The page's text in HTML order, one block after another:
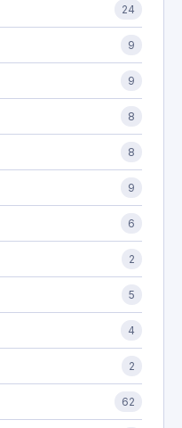
24
9
9
8
8
9
6
2
5
4
2
62